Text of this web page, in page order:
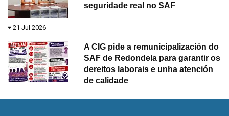
seguridade real no SAF
21 Jul 2026
A CIG pide a remunicipalización do
SAF de Redondela para garantir os
dereitos laborais e unha atención
de calidade